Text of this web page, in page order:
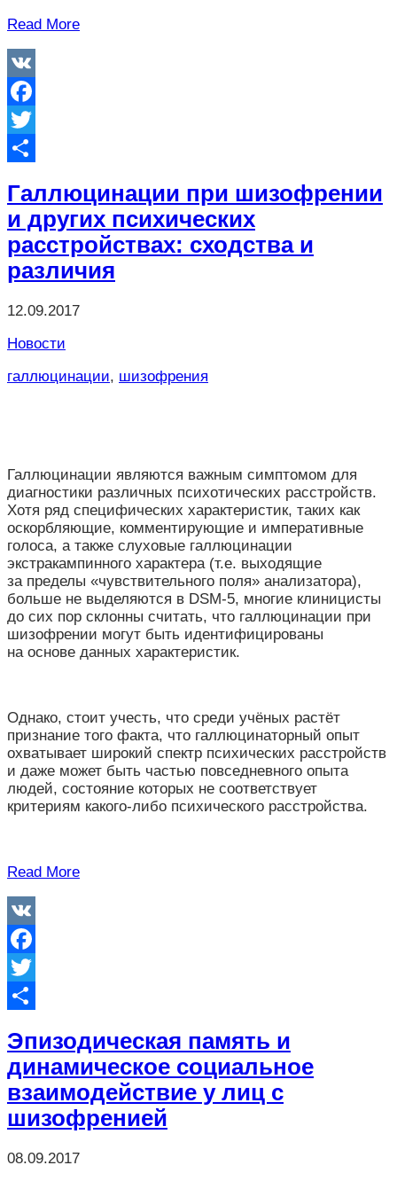
Read More
VK
Facebook
Twitter
Галлюцинации при шизофрении
и других психических
расстройствах: сходства и
различия
12.09.2017
Новости
галлюцинации, шизофрения
Галлюцинации являются важным симптомом для
диагностики различных психотических расстройств.
Хотя ряд специфических характеристик, таких как
оскорбляющие, комментирующие и императивные
голоса, а также слуховые галлюцинации
экстракампинного характера (т.е. выходящие
за пределы «чувствительного поля» анализатора),
больше не выделяются в DSM-5, многие клиницисты
до сих пор склонны считать, что галлюцинации при
шизофрении могут быть идентифицированы
на основе данных характеристик.
Однако, стоит учесть, что среди учёных растёт
признание того факта, что галлюцинаторный опыт
охватывает широкий спектр психических расстройств
и даже может быть частью повседневного опыта
людей, состояние которых не соответствует
критериям какого-либо психического расстройства.
Read More
VK
Facebook
Twitter
Эпизодическая память и
динамическое социальное
взаимодействие у лиц с
шизофренией
08.09.2017